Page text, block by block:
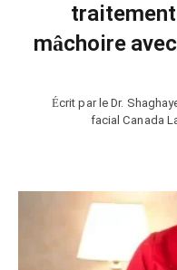
mâchoire
Écrit par le Dr.
facial Canada